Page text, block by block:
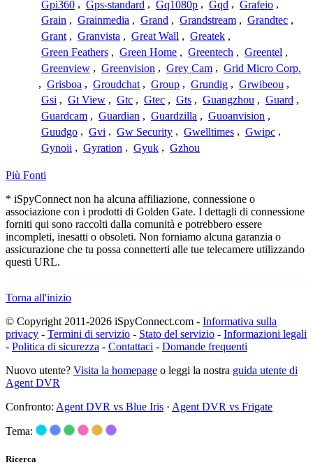
Gpi360 , Gps-standard , Gq1080p , Gqd , Grafeio ,
Grain , Grainmedia , Grand , Grandstream , Grandtec ,
Grant , Granvista , Great Wall , Greatek ,
Green Feathers , Green Home , Greentech , Greentel ,
Greenview , Greenvision , Grey Cam , Grid Micro Corp.
, Grisboa , Groudchat , Group , Grundig , Grwibeou ,
Gsi , Gt View , Gtc , Gtec , Gts , Guangzhou , Guard ,
Guardcam , Guardian , Guardzilla , Guoanvision ,
Guudgo , Gvi , Gw Security , Gwelltimes , Gwipc ,
Gynoii , Gyration , Gyuk , Gzhou
Più Fonti
* iSpyConnect non ha alcuna affiliazione, connessione o
associazione con i prodotti di Golden Gate. I dettagli di connessione
forniti qui sono raccolti dalla comunità e potrebbero essere
incompleti, inesatti o obsoleti. Non forniamo alcuna garanzia o
assicurazione che tu possa connetterti alle tue telecamere utilizzando
questi URL.
Torna all'inizio
© Copyright 2011-2026 iSpyConnect.com - Informativa sulla
privacy - Termini di servizio - Stato del servizio - Informazioni legali
- Politica di sicurezza - Contattaci - Domande frequenti
Nuovo utente? Visita la homepage o leggi la nostra guida utente di
Agent DVR
Confronto: Agent DVR vs Blue Iris · Agent DVR vs Frigate
Tema:
Ricerca